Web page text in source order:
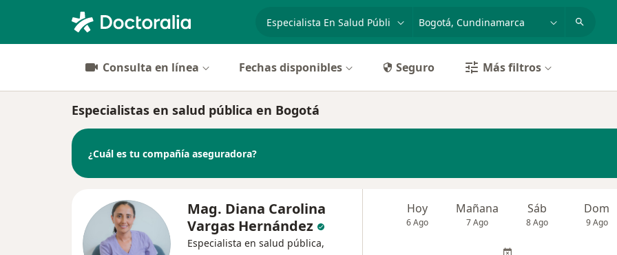
especialidad, enfermedad o nombre
p. ej. Bogotá
Consulta en línea Fechas disponibles Seguro Más filtros
Especialistas en salud pública en Bogotá
¿Cuál es tu compañía aseguradora?
Mag. Diana Carolina
Vargas Hernández
Especialista en salud pública,
Hoy
6 Ago
Mañana
7 Ago
Sáb
8 Ago
Dom
9 Ago